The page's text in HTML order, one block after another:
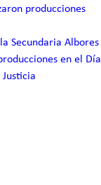
producciones
Secundaria Albores
en el Día